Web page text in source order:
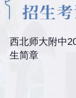
西北师大附中
生简章